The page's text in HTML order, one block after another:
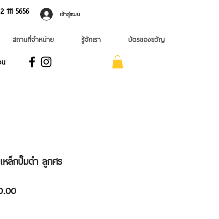
5656 เข้าสู่ระบบ
สถานที่จำหน่าย รู้จักเรา บัตรของขวัญ
น
หล็กปั๊มดำ ลูกศร
ราคา